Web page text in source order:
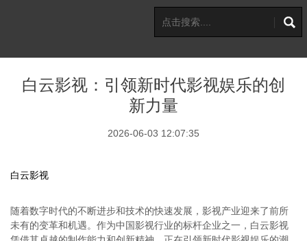
白云影视：引领新时代影视娱乐的创
新力量
2026-06-03 12:07:35
白云影视
随着数字时代的不断进步和技术的快速发展，影视产业迎来了前所
未有的变革和机遇。作为中国影视行业的标杆企业之一，白云影视